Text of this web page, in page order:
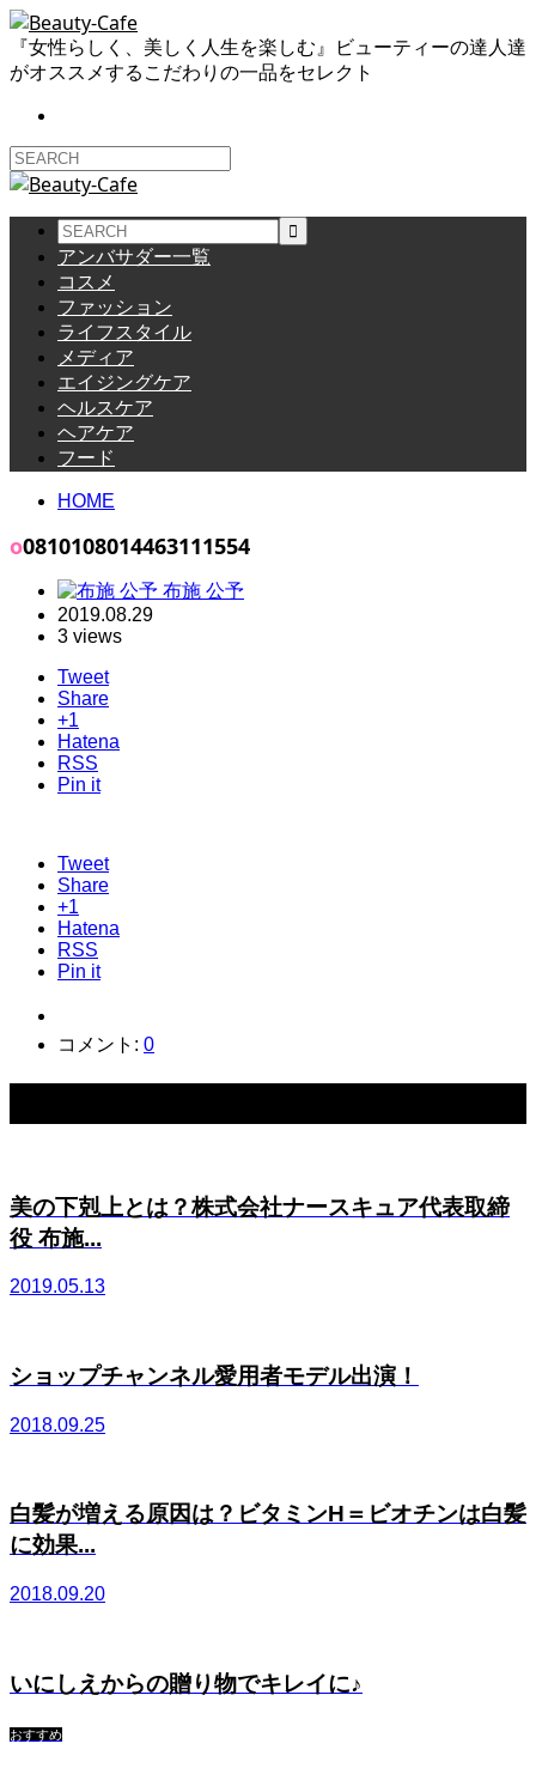
『女性らしく、美しく人生を楽しむ』ビューティーの達人達
がオススメするこだわりの一品をセレクト
アンバサダー一覧
コスメ
ファッション
ライフスタイル
メディア
エイジングケア
ヘルスケア
ヘアケア
フード
HOME
o0810108014463111554
布施 公予
2019.08.29
3 views
Tweet
Share
+1
Hatena
RSS
Pin it
Tweet
Share
+1
Hatena
RSS
Pin it
コメント: 0
美の下剋上とは？株式会社ナースキュア代表取締
役 布施...
2019.05.13
ショップチャンネル愛用者モデル出演！
2018.09.25
白髪が増える原因は？ビタミンH＝ビオチンは白髪
に効果...
2018.09.20
いにしえからの贈り物でキレイに♪
おすすめ